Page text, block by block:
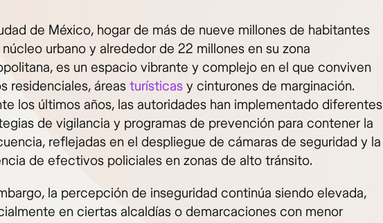
de México, hogar de más de nueve millones de habitantes
núcleo urbano y alrededor de 22 millones en su zona
es un espacio vibrante y complejo en el que conviven
residenciales, áreas turísticas y cinturones de marginación.
los últimos años, las autoridades han implementado diferentes
de vigilancia y programas de prevención para contener la
reflejadas en el despliegue de cámaras de seguridad y la
de efectivos policiales en zonas de alto tránsito.
la percepción de inseguridad continúa siendo elevada,
en ciertas alcaldías o demarcaciones con menor